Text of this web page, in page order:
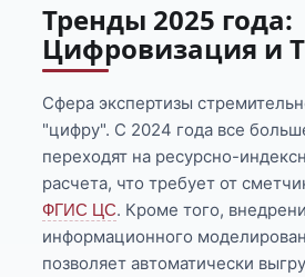
Тренды 2025 года:
Цифровизация и
Сфера экспертизы
"цифру". С 2024 года все
переходят на ресурсно-
расчета, что требует от
ФГИС ЦС. Кроме того,
информационного
позволяет автоматически